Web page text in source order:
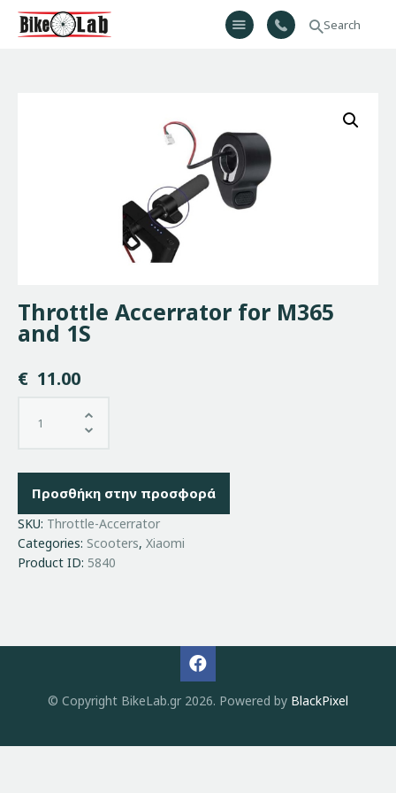
Bikelab
Σχετικά Με Εμάς
Υπηρεσίες
Gallery
Επικοινωνία
H λίστα μου
Throttle Accerrator for M365
and 1S
€ 11.00
Προσθήκη στην προσφορά
SKU: Throttle-Accerrator
Categories: Scooters, Xiaomi
Product ID: 5840
© Copyright BikeLab.gr 2026. Powered by BlackPixel